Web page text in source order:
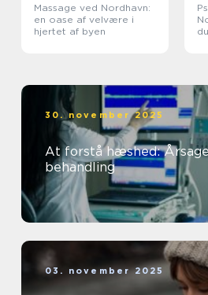
Massage ved Nordhavn:
en oase af velvære i
hjertet af byen
30. november 2025
At forstå hæshed:
behandling
03. november 2025